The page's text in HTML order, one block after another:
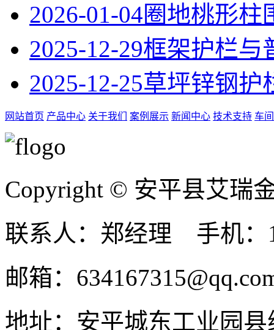
2026-01-04圈地桃形柱
2025-12-29框架护栏与
2025-12-25草坪锌钢护
网站首页 产品中心 关于我们 案例展示 新闻中心 技术支持 车
Copyright © 安平县艾瑞
联系人：郑经理 手机：
邮箱：
地址：安平城东工业园县